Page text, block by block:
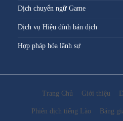
Dịch chuyển ngữ Game
Dịch vụ Hiệu đính bản dịch
Hợp pháp hóa lãnh sự
Trang Chủ Giới thiệu
Phiên dịch tiếng Lào Bảng